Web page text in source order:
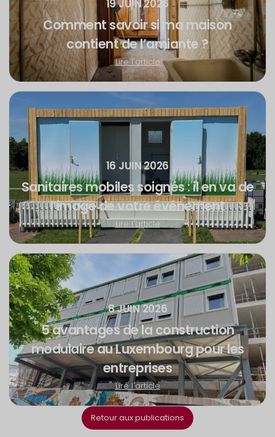
19 JUIN 2026
Comment savoir si ma maison
contient de l’amiante ?
Lire l'article
16 JUIN 2026
Sanitaires mobiles soignés : il en va de
l’image de votre événement
Lire l'article
8 JUIN 2026
5 avantages de la construction
modulaire au Luxembourg pour les
entreprises
Lire l'article
Retour aux publications